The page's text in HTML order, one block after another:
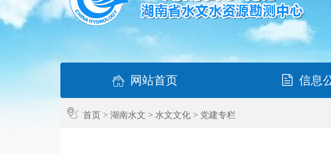
网站首页 信息
首页 > 湖南水文 > 水文文化 > 党建专栏